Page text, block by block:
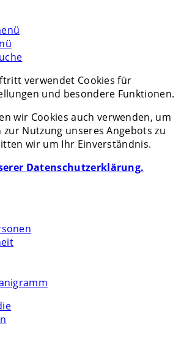
verwendet Cookies für
und besondere Funktionen.
wir Cookies auch verwenden, um
Nutzung unseres Angebots zu
wir um Ihr Einverständnis.
Datenschutzerklärung.